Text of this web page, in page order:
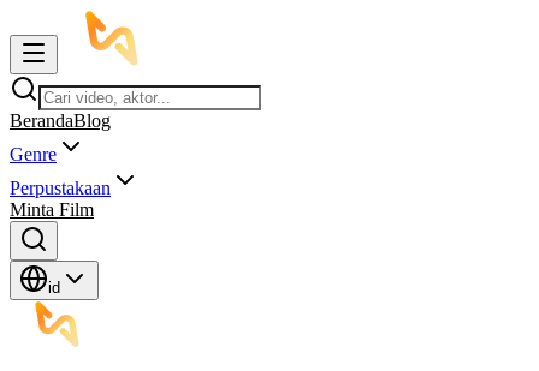
BerandaBlog
Genre
Perpustakaan
Minta Film
id